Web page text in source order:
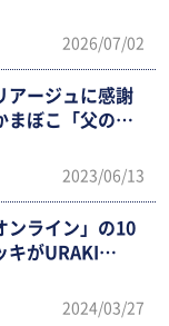
2026/07/02
アージュに感謝
まぼこ「父の日
2023/06/13
ンライン」の10
キがURAKI…
2024/03/27